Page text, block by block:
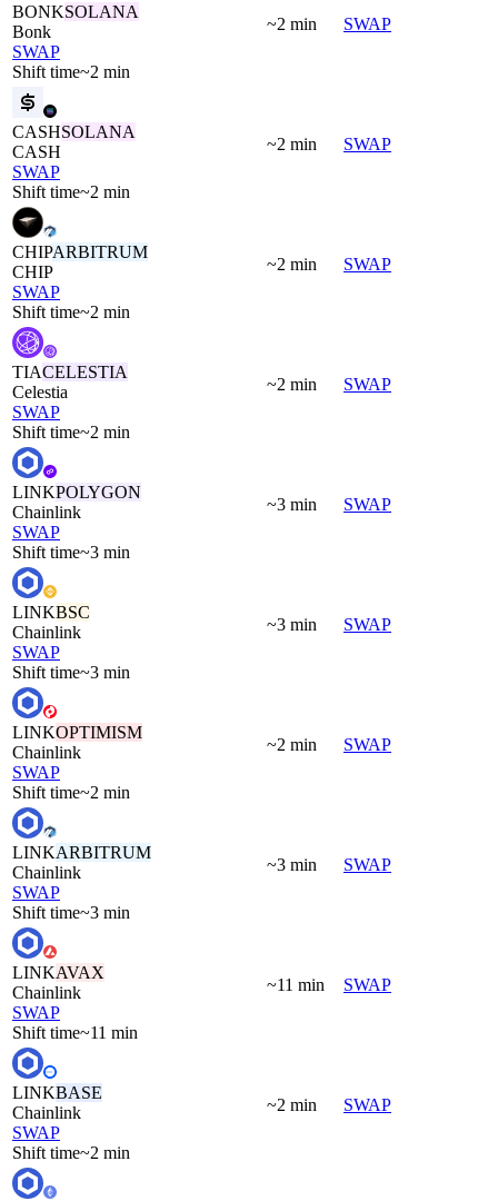
BONKSOLANA
Bonk
SWAP
Shift time~2 min
~2 min SWAP
CASHSOLANA
CASH
SWAP
Shift time~2 min
~2 min SWAP
CHIPARBITRUM
CHIP
SWAP
Shift time~2 min
~2 min SWAP
TIACELESTIA
Celestia
SWAP
Shift time~2 min
~2 min SWAP
LINKPOLYGON
Chainlink
SWAP
Shift time~3 min
~3 min SWAP
LINKBSC
Chainlink
SWAP
Shift time~3 min
~3 min SWAP
LINKOPTIMISM
Chainlink
SWAP
Shift time~2 min
~2 min SWAP
LINKARBITRUM
Chainlink
SWAP
Shift time~3 min
~3 min SWAP
LINKAVAX
Chainlink
SWAP
Shift time~11 min
~11 min SWAP
LINKBASE
Chainlink
SWAP
Shift time~2 min
~2 min SWAP